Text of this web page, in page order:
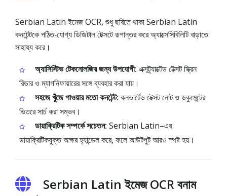
Serbian Latin ইমেজ OCR, শুধু ছবিতে থাকা Serbian Latin
কনটেন্টকে পঠিত‑যোগ্য ডিজিটাল টেক্সটে রূপান্তর করে অ্যাক্সেসিবিলিটি বাড়াতে
সাহায্য করে।
অ্যাসিস্টিভ টেকনোলজির জন্য উপযোগী: এক্সট্র্যাক্টেড টেক্সট স্ক্রিন
রিডার ও ম্যাগনিফায়ারের সঙ্গে ব্যবহার করা যায়।
সহজে খুঁজে পাওয়ার মতো কনটেন্ট: কনভার্টেড টেক্সট নোট ও ডকুমেন্টের
ভিতরে সার্চ করা সম্ভব।
ডায়াক্রিটিক সম্পর্কে সচেতন: Serbian Latin–এর
ডায়াক্রিটিকযুক্ত অক্ষর হ্যান্ডেল করে, ফলে আউটপুট আরও স্পষ্ট হয়।
Serbian Latin ইমেজ OCR বনাম